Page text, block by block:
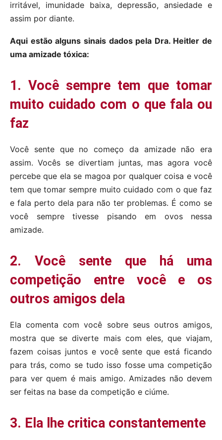
irritável, imunidade baixa, depressão, ansiedade e
assim por diante.
Aqui estão alguns sinais dados pela Dra. Heitler de
uma amizade tóxica:
1. Você sempre tem que tomar
muito cuidado com o que fala ou
faz
Você sente que no começo da amizade não era
assim. Vocês se divertiam juntas, mas agora você
percebe que ela se magoa por qualquer coisa e você
tem que tomar sempre muito cuidado com o que faz
e fala perto dela para não ter problemas. É como se
você sempre tivesse pisando em ovos nessa
amizade.
2. Você sente que há uma
competição entre você e os
outros amigos dela
Ela comenta com você sobre seus outros amigos,
mostra que se diverte mais com eles, que viajam,
fazem coisas juntos e você sente que está ficando
para trás, como se tudo isso fosse uma competição
para ver quem é mais amigo. Amizades não devem
ser feitas na base da competição e ciúme.
3. Ela lhe critica constantemente